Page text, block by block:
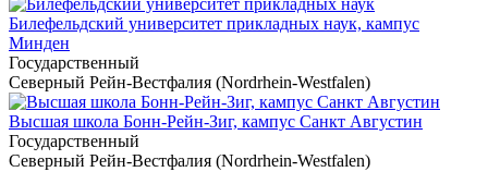
Билефельдский университет прикладных наук, кампус
Минден
Государственный
Северный Рейн-Вестфалия (Nordrhein-Westfalen)
Высшая школа Бонн-Рейн-Зиг, кампус Санкт Августин
Государственный
Северный Рейн-Вестфалия (Nordrhein-Westfalen)